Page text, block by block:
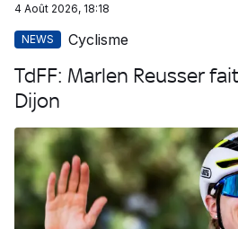
4 Août 2026, 18:18
NEWS Cyclisme
TdFF: Marlen Reusser
Dijon